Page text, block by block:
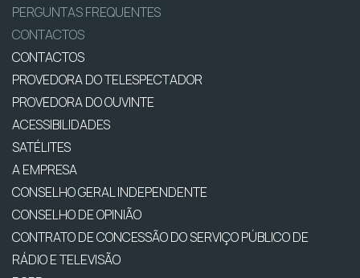
PERGUNTAS FREQUENTES
CONTACTOS
CONTACTOS
PROVEDORA DO TELESPECTADOR
PROVEDORA DO OUVINTE
ACESSIBILIDADES
SATÉLITES
A EMPRESA
CONSELHO GERAL INDEPENDENTE
CONSELHO DE OPINIÃO
CONTRATO DE CONCESSÃO DO SERVIÇO PÚBLICO DE
RÁDIO E TELEVISÃO